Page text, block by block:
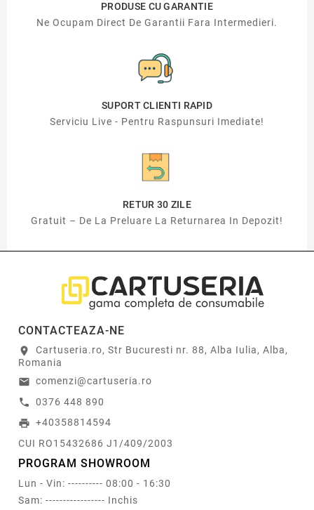
PRODUSE CU GARANTIE
Ne Ocupam Direct De Garantii Fara Intermedieri.
SUPORT CLIENTI RAPID
Serviciu Live - Pentru Raspunsuri Imediate!
RETUR 30 ZILE
Gratuit – De La Preluare La Returnarea In Depozit!
CONTACTEAZA-NE
location_on
Cartuseria.ro, Str Bucuresti nr. 88, Alba Iulia, Alba,
Romania
email comenzi@cartuseria.ro
call 0376 448 890
print +40358814594
CUI RO15432686 J1/409/2003
PROGRAM SHOWROOM
Lun - Vin: ---------- 08:00 - 16:30
Sam: ----------------- Inchis